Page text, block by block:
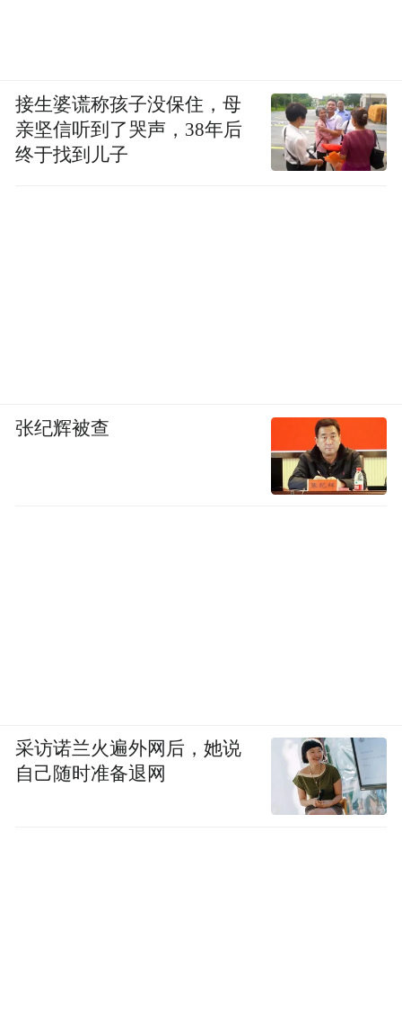
接生婆谎称孩子没保住，母
亲坚信听到了哭声，38年后
终于找到儿子
张纪辉被查
采访诺兰火遍外网后，她说
自己随时准备退网